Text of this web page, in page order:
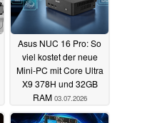
Asus NUC 16 Pro: So
viel kostet der neue
Mini-PC mit Core Ultra
X9 378H und 32GB
RAM 03.07.2026